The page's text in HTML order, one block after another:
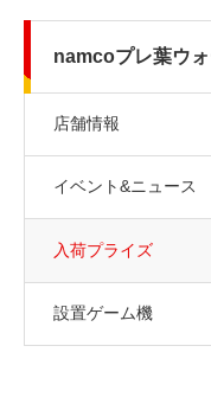
namcoプレ葉ウ
店舗情報
イベント&ニュース
入荷プライズ
設置ゲーム機